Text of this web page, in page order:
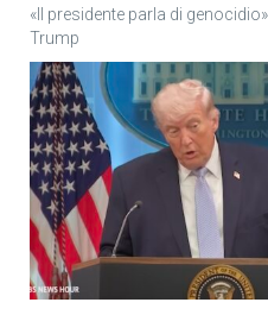
«Il presidente parla di
Trump